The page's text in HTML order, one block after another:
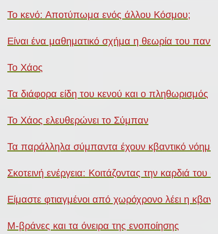
Το κενό: Αποτύπωμα ενός άλλου Κόσμου;
Είναι ένα μαθηματικό σχήμα η θεωρία του
Το Χάος
Τα διάφορα είδη του κενού και ο πληθωρισμός
Το Χάος ελευθερώνει το Σύμπαν
Τα παράλληλα σύμπαντα έχουν κβαντικό νόημα
Σκοτεινή ενέργεια: Κοιτάζοντας την καρδιά του
Είμαστε φτιαγμένοι από χωρόχρονο λέει η
Μ-βράνες και τα όνειρα της ενοποίησης